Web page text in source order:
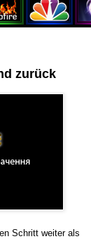
zurück
Schritt weiter als